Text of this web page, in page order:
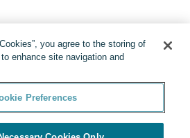
you agree to the storing of
enhance site navigation and
Preferences